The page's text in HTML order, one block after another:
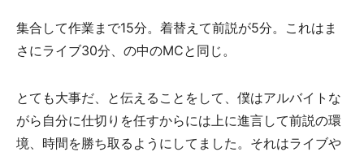
集合して作業まで15分。着替えて前説が5分。これはま
さにライブ30分、の中のMCと同じ。
とても大事だ、と伝えることをして、僕はアルバイトな
がら自分に仕切りを任すからには上に進言して前説の環
境、時間を勝ち取るようにしてました。それはライブや